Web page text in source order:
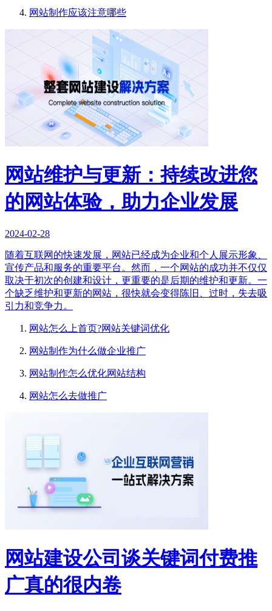
网站制作应该注意哪些
网站维护与更新：持续改进您
的网站体验，助力企业发展
2024-02-28
随着互联网的快速发展，网站已经成为企业和个人展示形象、
宣传产品和服务的重要平台。然而，一个网站的成功并不仅仅
取决于初次的创建和设计，更重要的是后期的维护和更新。一
个缺乏维护和更新的网站，很快就会变得陈旧、过时，失去吸
引力和竞争力。
网站怎么上首页?网站关键词优化
网站制作为什么做企业推广
网站制作怎么优化网站结构
网站怎么去做推广
网站建设公司谈关键词付费推
广真的很内卷